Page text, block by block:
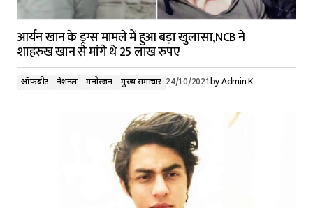
आर्यन खान के ड्रग्स मामले में हुआ बड़ा खुलासा,NCB ने
शाहरुख खान से मांगे थे 25 लाख रुपए
ऑफ़बीट नेशनल मनोरंजन मुख्य समाचार 24/10/2021byAdmin K